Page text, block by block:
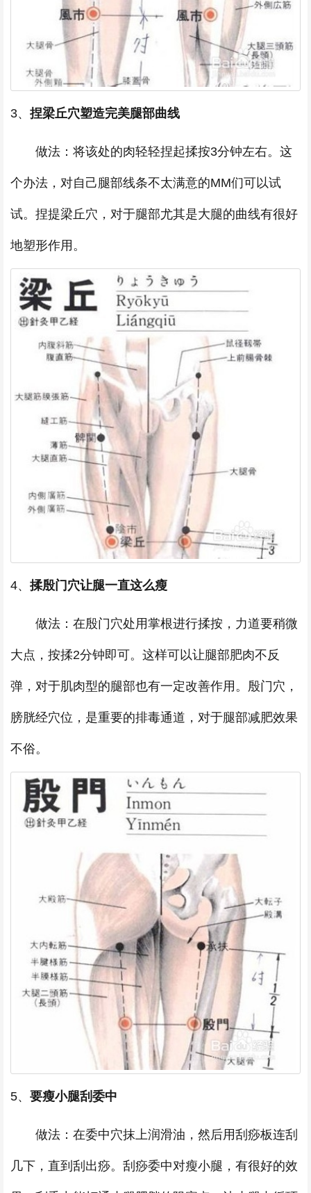
3、 捏梁丘穴塑造完美腿部曲线
做法：将该处的肉轻轻捏起揉按3分钟左右。这
个办法，对自己腿部线条不太满意的MM们可以试
试。捏提梁丘穴，对于腿部尤其是大腿的曲线有很好
地塑形作用。
4、 揉殷门穴让腿一直这么瘦
做法：在殷门穴处用掌根进行揉按，力道要稍微
大点，按揉2分钟即可。这样可以让腿部肥肉不反
弹，对于肌肉型的腿部也有一定改善作用。殷门穴，
膀胱经穴位，是重要的排毒通道，对于腿部减肥效果
不俗。
5、 要瘦小腿刮委中
做法：在委中穴抹上润滑油，然后用刮痧板连刮
几下，直到刮出痧。刮痧委中对瘦小腿，有很好的效